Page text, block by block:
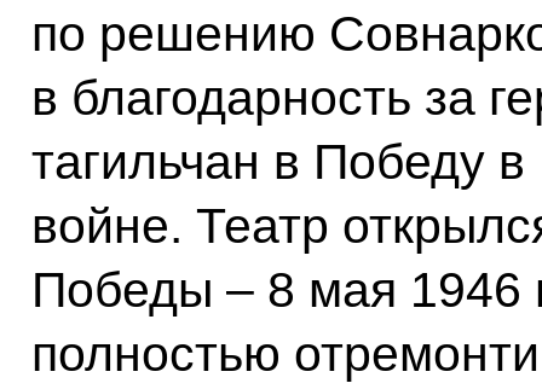
по решению
в благодарность за
тагильчан в Победу
войне. Театр
Победы – 8 мая 1946
полностью